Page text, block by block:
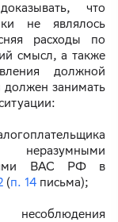
что
не являлось
расходы по
смысл, а также
должной
должен занимать
ВАС РФ в
(п. 14 письма);